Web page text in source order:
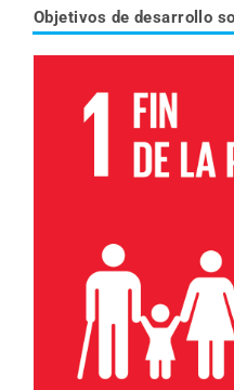
Objetivos de desarrollo
Leer más